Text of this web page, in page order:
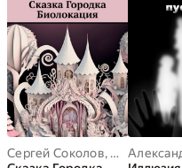
Сергей Соколов, Александр